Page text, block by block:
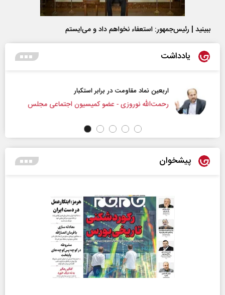
ببینید | رئیس‌جمهور: استعفاء نخواهم داد و می‌ایستم
یادداشت
اربعین نماد مقاومت در برابر استکبار‌
رحمت‌الله نوروزی - عضو کمیسیون اجتماعی مجلس
پیشخوان